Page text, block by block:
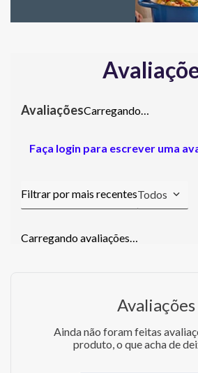
Carregando…
Faça login para escrever uma
Todos
Carregando avaliações…
Avaliações
Ainda não foram feitas
produto, o que acha de